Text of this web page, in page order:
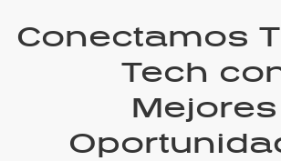
Conectamos
Tech
Mejores